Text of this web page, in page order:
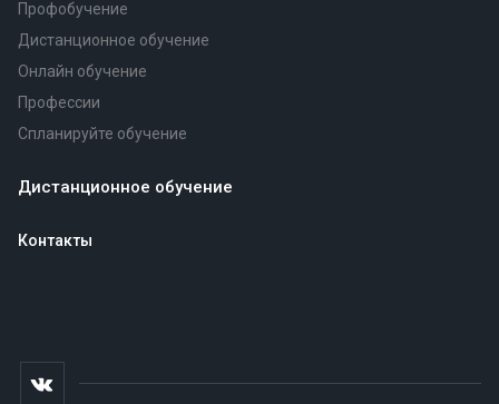
Профобучение
Дистанционное обучение
Онлайн обучение
Профессии
Спланируйте обучение
Дистанционное обучение
Контакты